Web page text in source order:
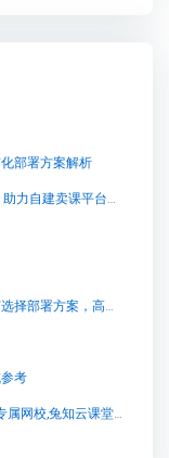
部署方案解析
凸知：基于PHP+Vue的源码交付知识付费系统，助力自建卖课平台与私有化部署
凸知知识付费平台全解析：独立讲师与机构如何选择部署方案，高效卖课与交付
考
在线付费知识源码-快速搭建专属教育平台-打造专属网校,兔知云课堂：引领个性化知识付费新潮流